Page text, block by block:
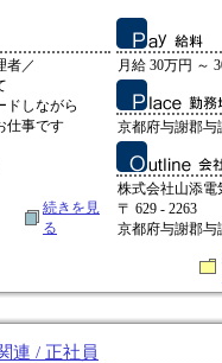
者／
ドしながら
仕事です
続きを見
る
月給 30万円 ～
京都府与謝郡与
株式会社山添電
〒 629 - 2263
京都府与謝郡与
連 / 正社員